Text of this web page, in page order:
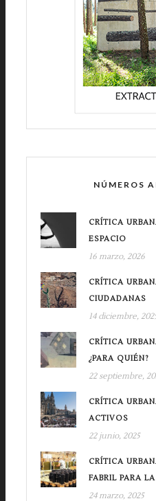
NÚMEROS
CRÍTICA
ESPACIO
16 marzo, 2026
CRÍTICA
CIUDADANAS
14 diciembre,
CRÍTICA
¿PARA QUIÉN?
22 septiembre,
CRÍTICA
ACTIVOS
22 junio, 2025
CRÍTICA
FABRIL PARA
24 marzo, 2025